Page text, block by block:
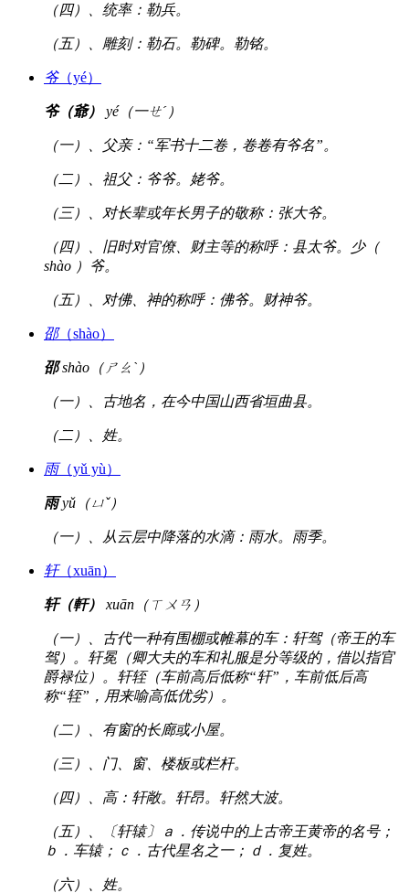
（四）、统率：勒兵。
（五）、雕刻：勒石。勒碑。勒铭。
爷（yé）
爷（爺） yé（一ㄝˊ）
（一）、父亲：“军书十二卷，卷卷有爷名”。
（二）、祖父：爷爷。姥爷。
（三）、对长辈或年长男子的敬称：张大爷。
（四）、旧时对官僚、财主等的称呼：县太爷。少（
shào ）爷。
（五）、对佛、神的称呼：佛爷。财神爷。
邵（shào）
邵shào（ㄕㄠˋ）
（一）、古地名，在今中国山西省垣曲县。
（二）、姓。
雨（yǔ yù）
雨yǔ（ㄩˇ）
（一）、从云层中降落的水滴：雨水。雨季。
轩（xuān）
轩（軒） xuān（ㄒㄨㄢ）
（一）、古代一种有围棚或帷幕的车：轩驾（帝王的车
驾）。轩冕（卿大夫的车和礼服是分等级的，借以指官
爵禄位）。轩轾（车前高后低称“轩”，车前低后高
称“轾”，用来喻高低优劣）。
（二）、有窗的长廊或小屋。
（三）、门、窗、楼板或栏杆。
（四）、高：轩敞。轩昂。轩然大波。
（五）、〔轩辕〕ａ．传说中的上古帝王黄帝的名号；
ｂ．车辕；ｃ．古代星名之一；ｄ．复姓。
（六）、姓。